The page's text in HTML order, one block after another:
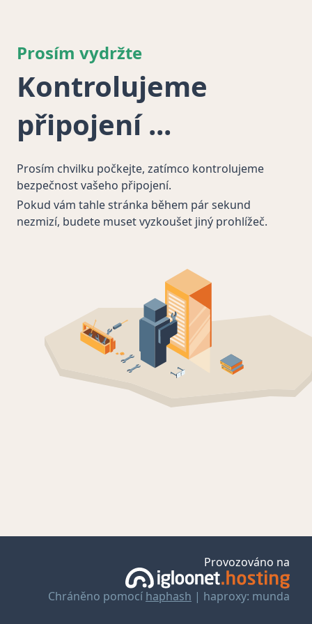
Prosím vydržte
Kontrolujeme
připojení
Prosím chvilku počkejte, zatímco kontrolujeme
bezpečnost vašeho připojení.
Pokud vám tahle stránka během pár sekund
nezmizí, budete muset vyzkoušet jiný prohlížeč.
Provozováno na
Chráněno pomocí haphash | haproxy: munda